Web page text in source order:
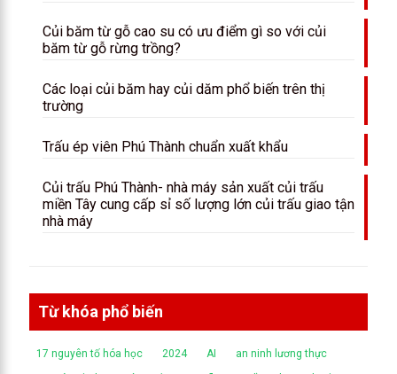
Củi băm từ gỗ cao su có ưu điểm gì so với củi
băm từ gỗ rừng trồng?
Các loại củi băm hay củi dăm phổ biến trên thị
trường
Trấu ép viên Phú Thành chuẩn xuất khẩu
Củi trấu Phú Thành- nhà máy sản xuất củi trấu
miền Tây cung cấp sỉ số lượng lớn củi trấu giao tận
nhà máy
Từ khóa phổ biến
17 nguyên tố hóa học 2024 AI
an ninh lương thực